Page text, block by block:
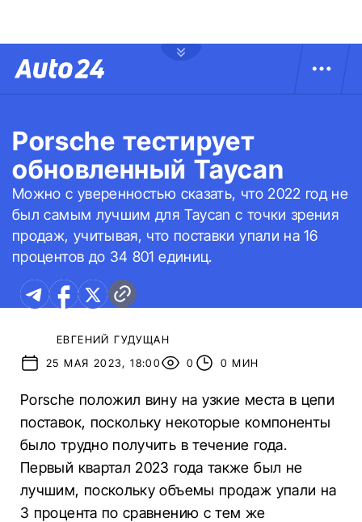
Porsche тестирует
обновленный Taycan
Можно с уверенностью сказать, что 2022 год не
был самым лучшим для Taycan с точки зрения
продаж, учитывая, что поставки упали на 16
процентов до 34 801 единиц.
ЕВГЕНИЙ ГУДУЩАН
25 МАЯ 2023, 18:00
0 0 МИН
Porsche положил вину на узкие места в цепи
поставок, поскольку некоторые компоненты
было трудно получить в течение года.
Первый квартал 2023 года также был не
лучшим, поскольку объемы продаж упали на
3 процента по сравнению с тем же